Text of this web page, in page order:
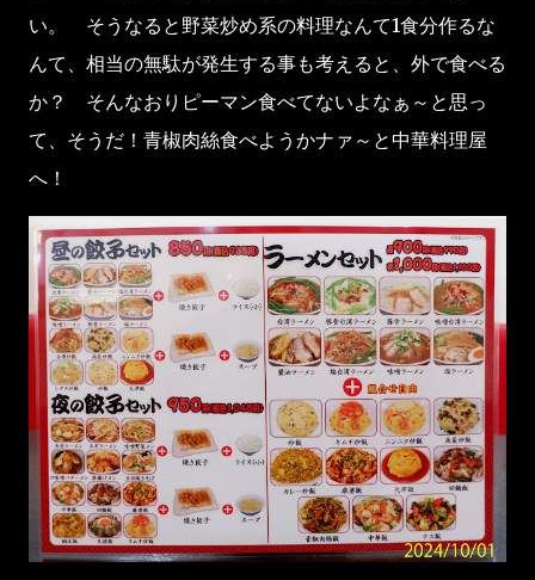
い。 そうなると野菜炒め系の料理なんて1食分作るな
んて、相当の無駄が発生する事も考えると、外で食べる
か？ そんなおりピーマン食べてないよなぁ～と思っ
て、そうだ！青椒肉絲食べようかナァ～と中華料理屋
へ！